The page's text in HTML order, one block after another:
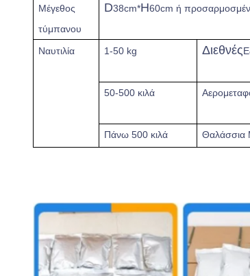
Μέγεθος
τύμπανου
D38cm*H60cm ή
Ναυτιλία 1-50 kg Διεθνές
50-500 κιλά
Πάνω 500 κιλά Θαλάσσια